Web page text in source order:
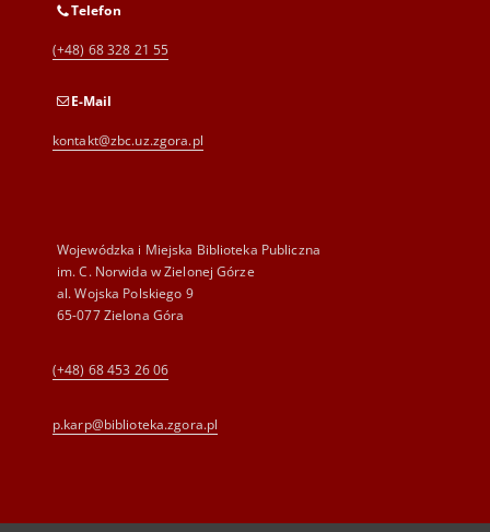
Telefon
(+48) 68 328 21 55
E-Mail
kontakt@zbc.uz.zgora.pl
Wojewódzka i Miejska Biblioteka Publiczna
im. C. Norwida w Zielonej Górze
al. Wojska Polskiego 9
65-077 Zielona Góra
(+48) 68 453 26 06
p.karp@biblioteka.zgora.pl